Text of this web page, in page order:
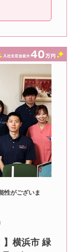
性がございま
】横浜市 緑